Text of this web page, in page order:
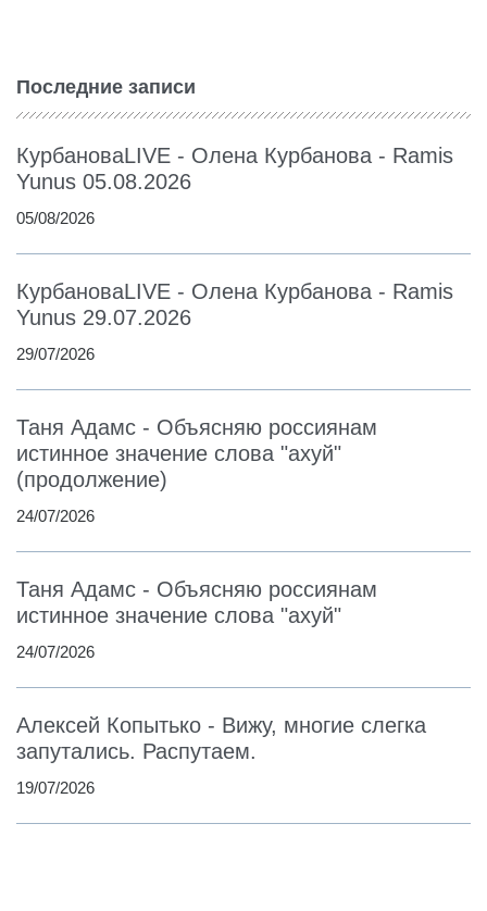
Последние записи
КурбановаLIVE - Олена Курбанова - Ramis
Yunus 05.08.2026
05/08/2026
КурбановаLIVE - Олена Курбанова - Ramis
Yunus 29.07.2026
29/07/2026
Таня Адамс - Объясняю россиянам
истинное значение слова "ахуй"
(продолжение)
24/07/2026
Таня Адамс - Объясняю россиянам
истинное значение слова "ахуй"
24/07/2026
Алексей Копытько - Вижу, многие слегка
запутались. Распутаем.
19/07/2026